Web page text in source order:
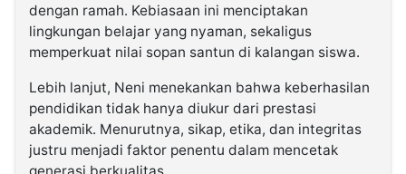
dengan ramah. Kebiasaan ini menciptakan
lingkungan belajar yang nyaman, sekaligus
memperkuat nilai sopan santun di kalangan siswa.
Lebih lanjut, Neni menekankan bahwa keberhasilan
pendidikan tidak hanya diukur dari prestasi
akademik. Menurutnya, sikap, etika, dan integritas
justru menjadi faktor penentu dalam mencetak